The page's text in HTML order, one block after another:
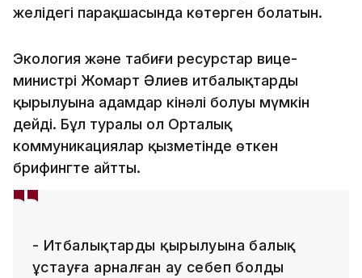
желідегі парақшасында көтерген болатын.
Экология және табиғи ресурстар вице-
министрі Жомарт Әлиев итбалықтардың
қырылуына адамдар кінәлі болуы мүмкін
дейді. Бұл туралы ол Орталық
коммуникациялар қызметінде өткен
брифингте айтты.
- Итбалықтардың қырылуына балық
ұстауға арналған ау себеп болды